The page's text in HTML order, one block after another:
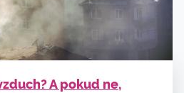
A pokud ne,